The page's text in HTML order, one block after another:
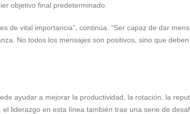
objetivo final predeterminado.
de vital importancia”, continúa. “Ser capaz de dar
No todos los mensajes son positivos, sino que
ayudar a mejorar la productividad, la rotación, la
liderazgo en esta línea también trae una serie de